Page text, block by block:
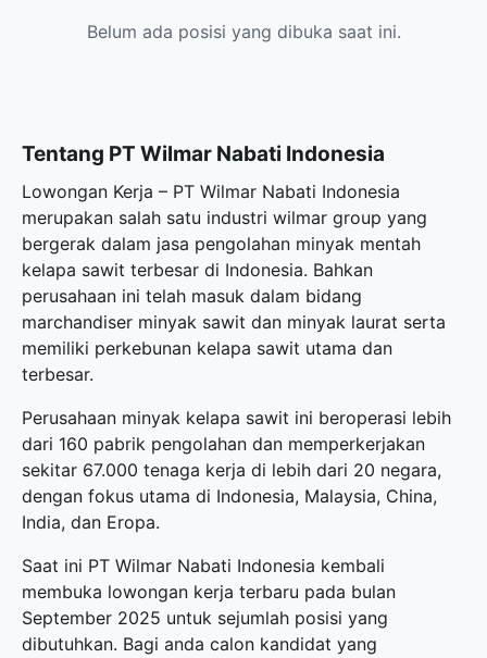
Belum ada posisi yang dibuka saat ini.
Tentang PT Wilmar Nabati Indonesia
Lowongan Kerja – PT Wilmar Nabati Indonesia
merupakan salah satu industri wilmar group yang
bergerak dalam jasa pengolahan minyak mentah
kelapa sawit terbesar di Indonesia. Bahkan
perusahaan ini telah masuk dalam bidang
marchandiser minyak sawit dan minyak laurat serta
memiliki perkebunan kelapa sawit utama dan
terbesar.
Perusahaan minyak kelapa sawit ini beroperasi lebih
dari 160 pabrik pengolahan dan memperkerjakan
sekitar 67.000 tenaga kerja di lebih dari 20 negara,
dengan fokus utama di Indonesia, Malaysia, China,
India, dan Eropa.
Saat ini PT Wilmar Nabati Indonesia kembali
membuka lowongan kerja terbaru pada bulan
September 2025 untuk sejumlah posisi yang
dibutuhkan. Bagi anda calon kandidat yang